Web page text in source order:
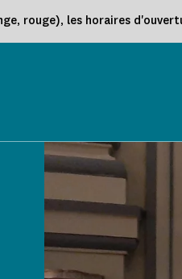
rouge), les horaires